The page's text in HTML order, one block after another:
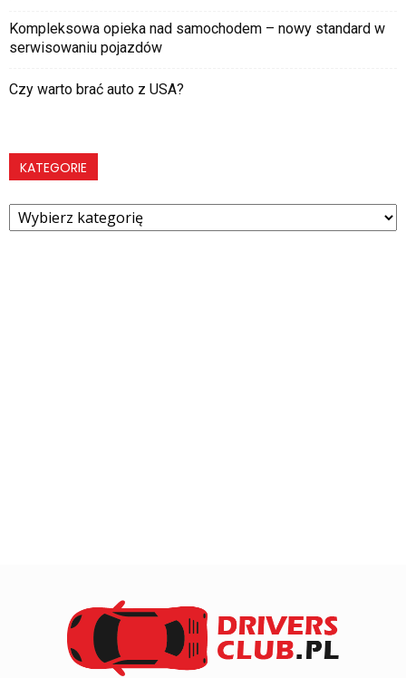
Kompleksowa opieka nad samochodem – nowy standard w
serwisowaniu pojazdów
Czy warto brać auto z USA?
KATEGORIE
Kategorie